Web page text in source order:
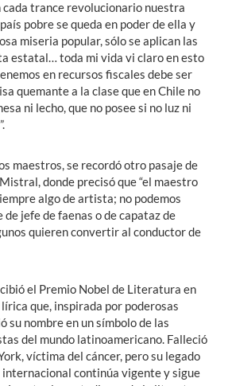
cada trance revolucionario nuestra
pobre se queda en poder de ella y
miseria popular, sólo se aplican las
estatal… toda mi vida vi claro en esto
en recursos fiscales debe ser
quemante a la clase que en Chile no
ni lecho, que no posee si no luz ni
maestros, se recordó otro pasaje de
donde precisó que “el maestro
algo de artista; no podemos
jefe de faenas o de capataz de
quieren convertir al conductor de
el Premio Nobel de Literatura en
que, inspirada por poderosas
su nombre en un símbolo de las
del mundo latinoamericano. Falleció
víctima del cáncer, pero su legado
continúa vigente y sigue